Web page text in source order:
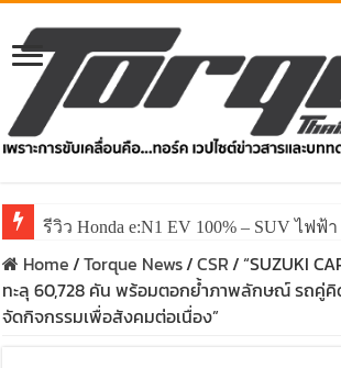
รีวิว Honda e:N1 EV 100% – SUV ไฟ
Home/Torque News/CSR/“SUZUKI
ทะลุ 60,728 คัน พร้อมตอกย้ำภาพลักษณ์ รถคู่คิ
จัดกิจกรรมเพื่อสังคมต่อเนื่อง”